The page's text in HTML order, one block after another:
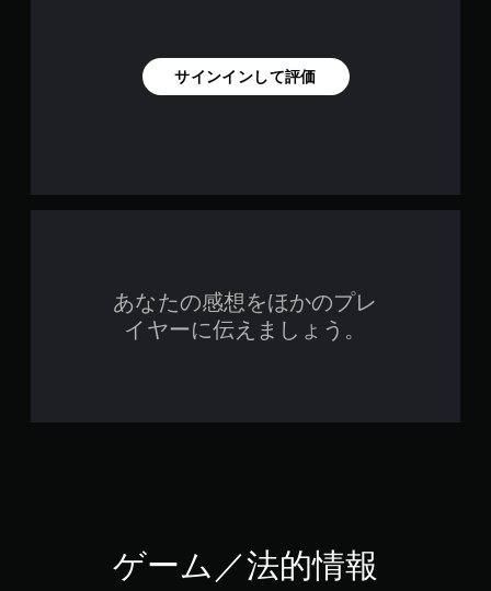
サインインして評価
あなたの感想をほかのプレ
イヤーに伝えましょう。
ゲーム／法的情報